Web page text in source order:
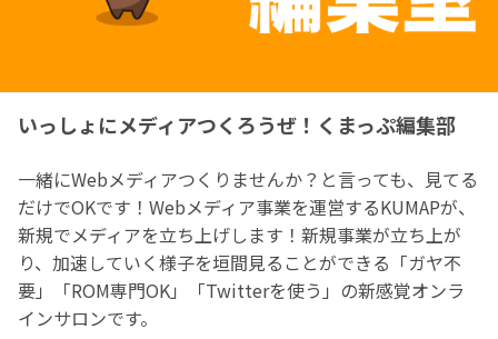
いっしょにメディアつくろうぜ！くまっぷ編集部
一緒にWebメディアつくりませんか？と言っても、見てる
だけでOKです！Webメディア事業を運営するKUMAPが、
新規でメディアを立ち上げします！新規事業が立ち上が
り、加速していく様子を垣間見ることができる「ガヤ不
要」「ROM専門OK」「Twitterを使う」の新感覚オンラ
インサロンです。